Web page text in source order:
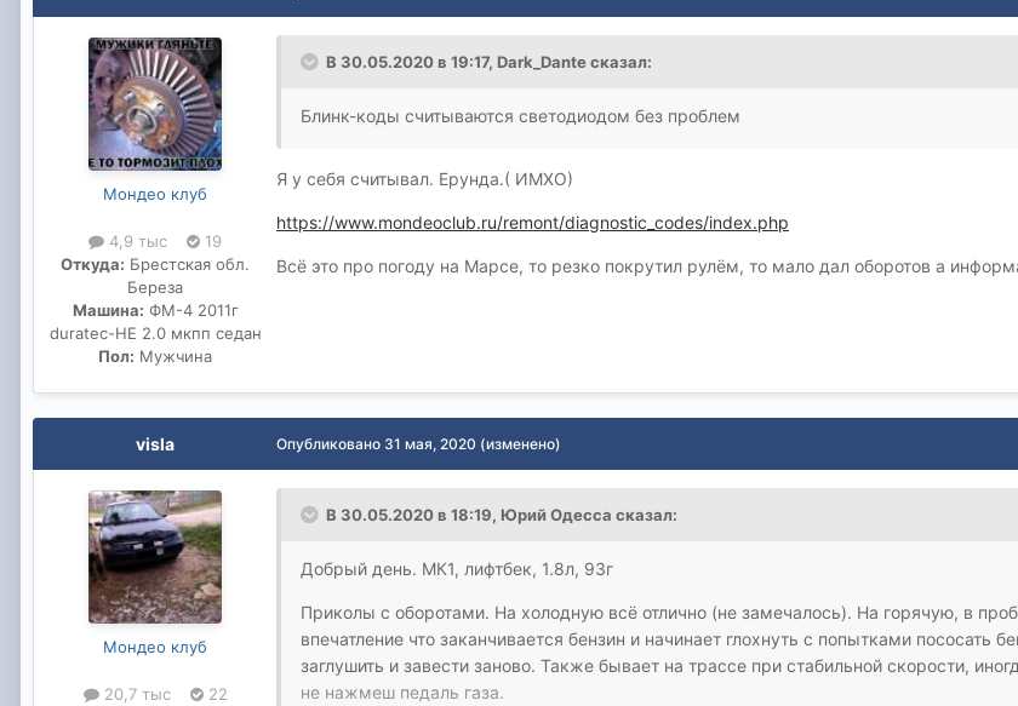
Мондео клуб
4,9 тыс
19
Откуда: Брестская обл.
Береза
Машина: ФМ-4 2011г
duratec-HE 2.0 мкпп седан
Пол: Мужчина
В 30.05.2020 в 19:17, Dark_Danteсказал:
Блинк-коды считываются светодиодом без проблем
Я у себя считывал. Ерунда.( ИМХО)
https://www.mondeoclub.ru/remont/diagnostic_codes/index.php
Всё это про погоду на Марсе, то резко покрутил рулём, то мало дал оборотов а
visla
Мондео клуб
20,7 тыс
22
Опубликовано 31 мая, 2020 (изменено)
В 30.05.2020 в 18:19, Юрий Одесса сказал:
Добрый день. МК1, лифтбек, 1.8л, 93г
Приколы с оборотами. На холодную всё отлично (не замечалось). На горячую, в
впечатление что заканчивается бензин и начинает глохнуть с попытками пососать
заглушить и завести заново. Также бывает на трассе при стабильной скорости,
не нажмеш педаль газа.